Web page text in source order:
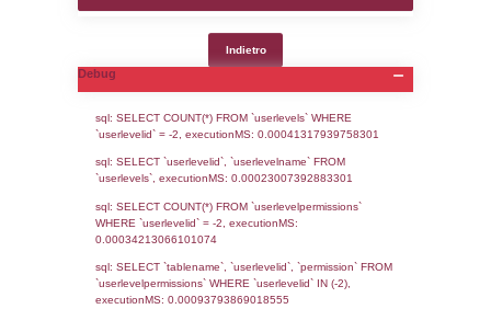
AUTORIZZAZIONI/CERTIFICAZIONI E
CONTROLLO A CUI è SOGGETTO LO
SEZIONE F (pubblico) - DESCRIZIONE
DELL'AMBIENTE/TERRITORIO
SEZIONE H (pubblico) - DESCRIZIONE